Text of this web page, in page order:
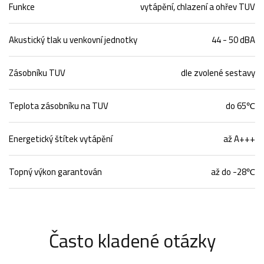
Funkce
vytápění, chlazení a ohřev TUV
Akustický tlak u venkovní jednotky
44 - 50 dBA
Zásobníku TUV
dle zvolené sestavy
Teplota zásobníku na TUV
do 65℃
Energetický štítek vytápění
až A+++
Topný výkon garantován
až do -28℃
Často kladené otázky